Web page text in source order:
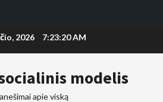
2026 7:23:21 AM
modelis
apie viską